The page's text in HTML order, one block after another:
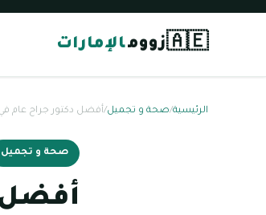
🇦🇪زوومالإمارات
الرئيسية/صحة و تجميل/أفضل دكتور جراح عام في
صحة و تجميل
أفضل